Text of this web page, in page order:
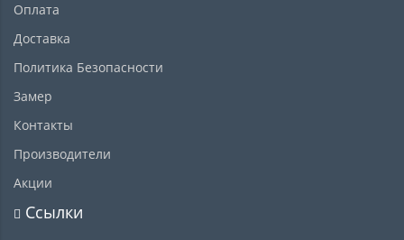
Оплата
Доставка
Политика Безопасности
Замер
Контакты
Производители
Акции
Ссылки